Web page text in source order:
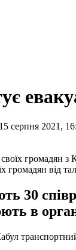
серпня 2021,
громадян від
30
в